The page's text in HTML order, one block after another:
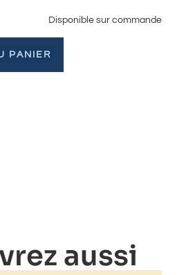
Disponible sur commande
PANIER
aussi